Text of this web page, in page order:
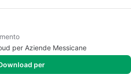
per Aziende Messicane
per